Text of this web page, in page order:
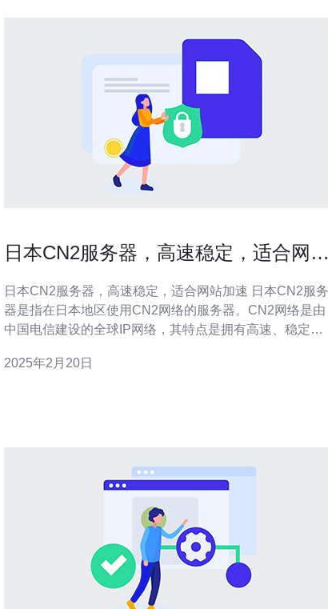
日本CN2服务器，高速稳定，适合网站
日本CN2服务器，高速稳定，适合网站加速 日本CN2服务
器是指在日本地区使用CN2网络的服务器。CN2网络是由
中国电信建设的全球IP网络，其特点是拥有高速、稳定和
定：CN2网络采用了先进的路由技术和优质的网络设备，
2025年2月20日